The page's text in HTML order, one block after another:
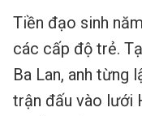
Tiền đạo sinh
các cấp độ trẻ.
Ba Lan, anh từng
trận đấu vào lưới